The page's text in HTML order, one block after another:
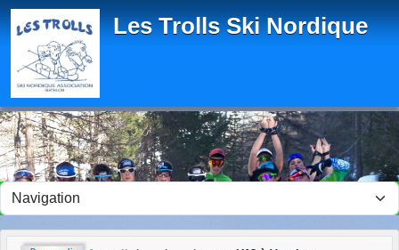
Les Trolls Ski Nordique
Panneau de gestion des cookies